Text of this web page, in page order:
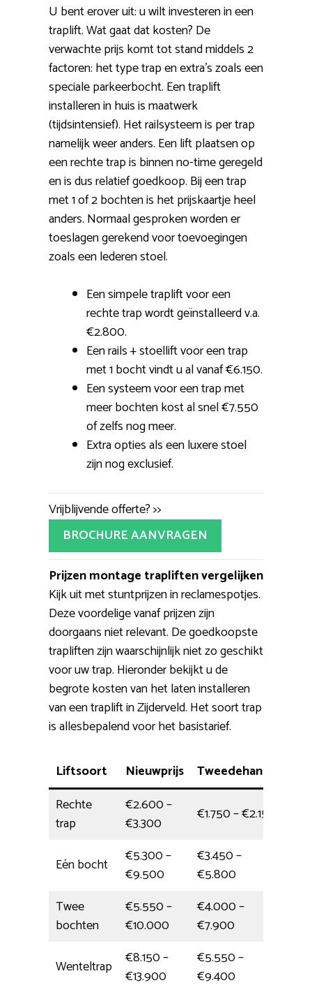
U bent erover uit: u wilt investeren in een
traplift. Wat gaat dat kosten? De
verwachte prijs komt tot stand middels 2
factoren: het type trap en extra’s zoals een
speciale parkeerbocht. Een traplift
installeren in huis is maatwerk
(tijdsintensief). Het railsysteem is per trap
namelijk weer anders. Een lift plaatsen op
een rechte trap is binnen no-time geregeld
en is dus relatief goedkoop. Bij een trap
met 1 of 2 bochten is het prijskaartje heel
anders. Normaal gesproken worden er
toeslagen gerekend voor toevoegingen
zoals een lederen stoel.
Een simpele traplift voor een
rechte trap wordt geïnstalleerd v.a.
€2.800.
Een rails + stoellift voor een trap
met 1 bocht vindt u al vanaf €6.150.
Een systeem voor een trap met
meer bochten kost al snel €7.550
of zelfs nog meer.
Extra opties als een luxere stoel
zijn nog exclusief.
Vrijblijvende offerte? >>
BROCHURE AANVRAGEN
Prijzen montage trapliften vergelijken
Kijk uit met stuntprijzen in reclamespotjes.
Deze voordelige vanaf prijzen zijn
doorgaans niet relevant. De goedkoopste
trapliften zijn waarschijnlijk niet zo geschikt
voor uw trap. Hieronder bekijkt u de
begrote kosten van het laten installeren
van een traplift in Zijderveld. Het soort trap
is allesbepalend voor het basistarief.
Liftsoort Nieuwprijs Tweedehands
Rechte
trap
€2.600 –
€3.300
€1.750 – €2.150
Eén bocht
€5.300 –
€9.500
€3.450 –
€5.800
Twee
bochten
€5.550 –
€10.000
€4.000 –
€7.900
Wenteltrap
€8.150 –
€13.900
€5.550 –
€9.400